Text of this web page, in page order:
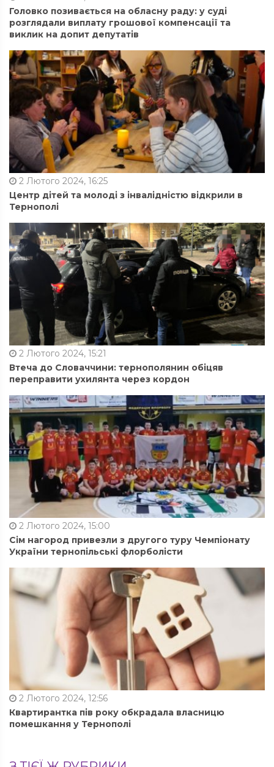
Головко позивається на обласну раду: у суді
розглядали виплату грошової компенсації та
виклик на допит депутатів
2 Лютого 2024, 16:25
Центр дітей та молоді з інвалідністю відкрили в
Тернополі
2 Лютого 2024, 15:21
Втеча до Словаччини: тернополянин обіцяв
переправити ухилянта через кордон
2 Лютого 2024, 15:00
Сім нагород привезли з другого туру Чемпіонату
України тернопільські флорболісти
2 Лютого 2024, 12:56
Квартирантка пів року обкрадала власницю
помешкання у Тернополі